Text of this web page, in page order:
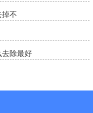
掉不
去除最好